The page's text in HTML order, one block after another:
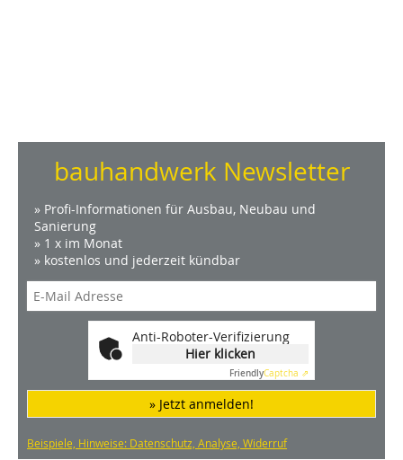
bauhandwerk Newsletter
» Profi-Informationen für Ausbau, Neubau und
Sanierung
» 1 x im Monat
» kostenlos und jederzeit kündbar
Anti-Roboter-Verifizierung
Hier klicken
FriendlyCaptcha ⇗
» Jetzt anmelden!
Beispiele, Hinweise: Datenschutz, Analyse, Widerruf